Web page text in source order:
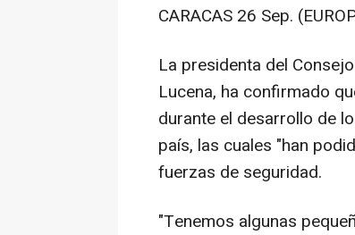
CARACAS 26 Sep.
La presidenta del
Lucena, ha confirmado
durante el desarrollo de
país, las cuales "han
fuerzas de seguridad.
"Tenemos algunas